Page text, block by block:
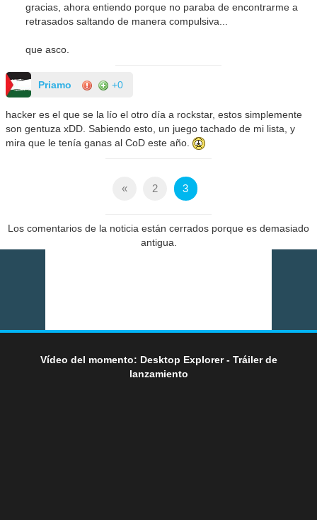
gracias, ahora entiendo porque no paraba de encontrarme a
retrasados saltando de manera compulsiva...
que asco.
Priamo +0
hacker es el que se la lío el otro día a rockstar, estos simplemente
son gentuza xDD. Sabiendo esto, un juego tachado de mi lista, y
mira que le tenía ganas al CoD este año.
« 2 3
Los comentarios de la noticia están cerrados porque es demasiado
antigua.
Vídeo del momento: Desktop Explorer - Tráiler de
lanzamiento